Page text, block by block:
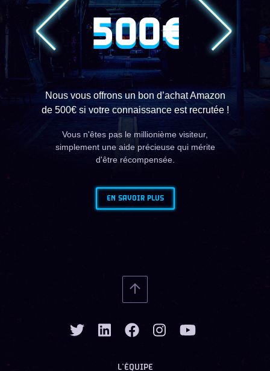
500€
Nous vous offrons un bon d’achat Amazon
de 500€ si votre connaissance est recrutée !
Vous n'êtes pas le millionième visiteur,
simplement une aide précieuse qui mérite
d'être récompensée.
EN SAVOIR PLUS
L’ÉQUIPE